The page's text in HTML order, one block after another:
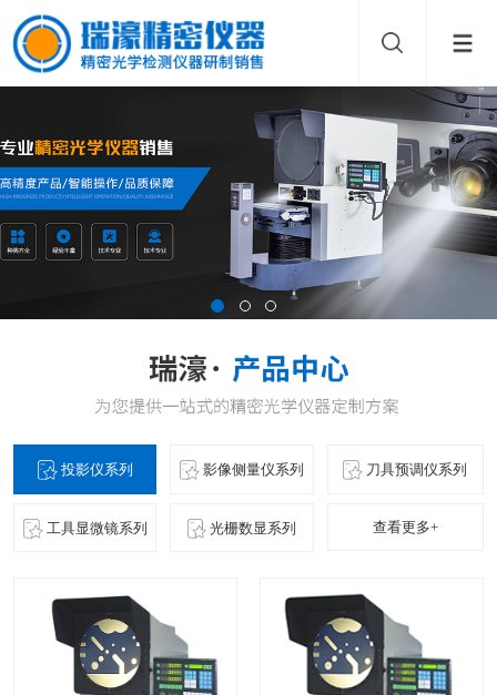
投影仪系列 影像侧量仪系列 刀具预调仪系列
工具显微镜系列 光栅数显系列 查看更多+